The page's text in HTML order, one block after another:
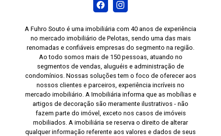
A Fuhro Souto é uma imobiliária com 40 anos de experiência
no mercado imobiliário de Pelotas, sendo uma das mais
renomadas e confiáveis empresas do segmento na região.
Ao todo somos mais de 150 pessoas, atuando no
segmentos de vendas, aluguéis e administração de
condomínios. Nossas soluções tem o foco de oferecer aos
nossos clientes e parceiros, experiência incríveis no
mercado imobiliário. A Imobiliária informa que as mobílias e
artigos de decoração são meramente ilustrativos - não
fazem parte do imóvel, exceto nos casos de imóveis
mobiliados. A imobiliária se reserva o direito de alterar
qualquer informação referente aos valores e dados de seus